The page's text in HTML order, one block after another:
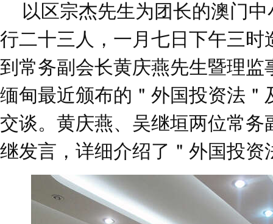
以区宗杰先生为团长的澳门中
行二十三人，一月七日下午三时
到常务副会长黄庆燕先生暨理监
缅甸最近颁布的＂外国投资法＂
交谈。黄庆燕、吴继垣两位常
继发言，详细介绍了＂外国投资